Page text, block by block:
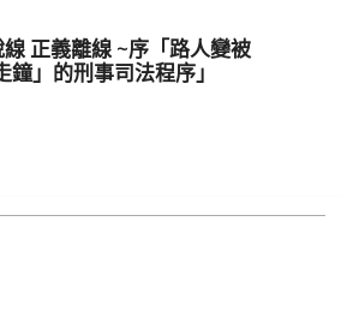
正義離線 ~序「路人變被
鐘」的刑事司法程序」